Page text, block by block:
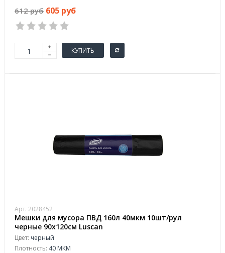
612 руб 605 руб
КУПИТЬ
Арт. 2028452
Мешки для мусора ПВД 160л 40мкм 10шт/рул
черные 90х120см Luscan
Цвет: черный
Плотность: 40 МКМ